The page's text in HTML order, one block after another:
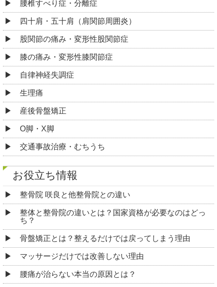
腰椎すべり症・分離症
四十肩・五十肩（肩関節周囲炎）
股関節の痛み・変形性股関節症
膝の痛み・変形性膝関節症
自律神経失調症
生理痛
産後骨盤矯正
O脚・X脚
交通事故治療・むちうち
お役立ち情報
整骨院 咲良と他整骨院との違い
整体と整骨院の違いとは？国家資格が必要なのはどっ
ち？
骨盤矯正とは？整えるだけでは戻ってしまう理由
マッサージだけでは改善しない理由
腰痛が治らない本当の原因とは？